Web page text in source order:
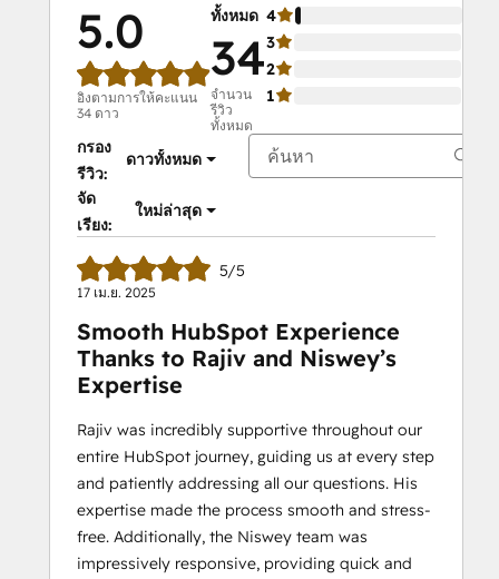
5.0
อิงตามการให้คะแนน
34 ดาว
ทั้งหมด
34
จำนวน
รีวิว
ทั้งหมด
4
3
2
1
กรอง
รีวิว:
ดาวทั้งหมด
จัด
เรียง:
ใหม่ล่าสุด
5/5
17 เม.ย. 2025
Smooth HubSpot Experience
Thanks to Rajiv and Niswey’s
Expertise
Rajiv was incredibly supportive throughout our
entire HubSpot journey, guiding us at every step
and patiently addressing all our questions. His
expertise made the process smooth and stress-
free. Additionally, the Niswey team was
impressively responsive, providing quick and